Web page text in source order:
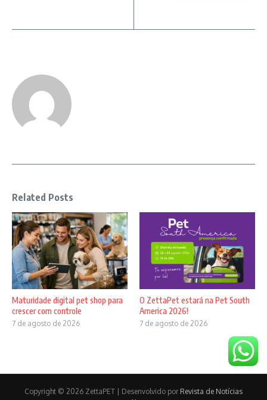
Related Posts
Maturidade digital pet shop para
crescer com controle
7 de agosto de 2026
O ZettaPet estará na Pet South
America 2026!
7 de agosto de 2026
Copyright © 2026 ZettaPET | Desenvolvido por Revista de Notícias